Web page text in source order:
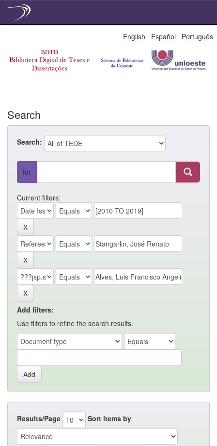
English Español Português
Search
Search:
for
Current filters:
Add filters:
Use filters to refine the search results.
Results/Page Sort items by